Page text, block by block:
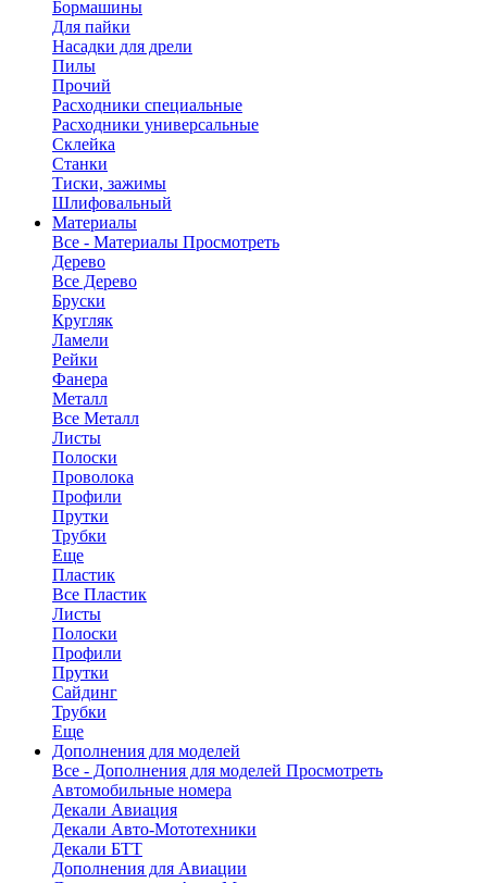
Бормашины
Для пайки
Насадки для дрели
Пилы
Прочий
Расходники специальные
Расходники универсальные
Склейка
Станки
Тиски, зажимы
Шлифовальный
Материалы
Все - Материалы Просмотреть
Дерево
Все Дерево
Бруски
Кругляк
Ламели
Рейки
Фанера
Металл
Все Металл
Листы
Полоски
Проволока
Профили
Прутки
Трубки
Еще
Пластик
Все Пластик
Листы
Полоски
Профили
Прутки
Сайдинг
Трубки
Еще
Дополнения для моделей
Все - Дополнения для моделей Просмотреть
Автомобильные номера
Декали Авиация
Декали Авто-Мототехники
Декали БТТ
Дополнения для Авиации